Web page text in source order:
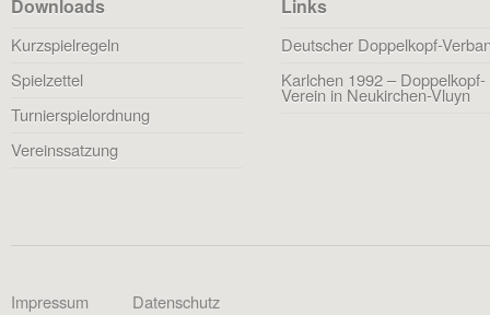
Downloads
Kurzspielregeln
Spielzettel
Turnierspielordnung
Vereinssatzung
Links
Deutscher Doppelkopf-
Karlchen 1992 – Doppelkopf-
Verein in Neukirchen-Vluyn
Impressum Datenschutz